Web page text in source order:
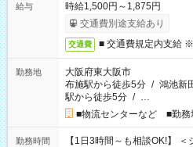
給与
時給1,500円～1,875円
交通費別途支給あり
交通費 ■ 交通費規定内支給
勤務地
大阪府東大阪市
布施駅から徒歩5分 / 鴻池新
駅から徒歩5分 / …
■物流センターなど ■勤務
勤務時間
【1日3時間～も相談OK!】 ＜シフト例＞ 9:00～12:00 12:00～